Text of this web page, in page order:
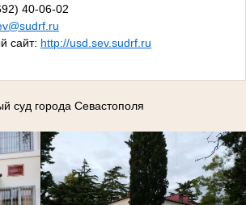
40-06-02
сайт: http://usd.sev.sudrf.ru
суд города Севастополя